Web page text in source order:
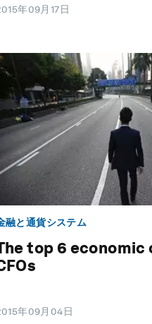
年09月17日
融と通貨システム
top 6 economic
年09月04日